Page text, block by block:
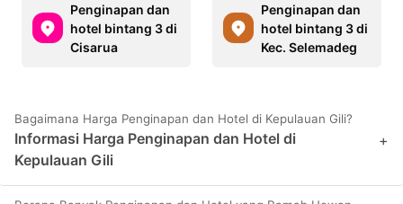
Penginapan dan
hotel bintang 3 di
Cisarua
Penginapan dan
hotel bintang 3 di
Kec. Selemadeg
Bagaimana Harga Penginapan dan Hotel di Kepulauan Gili?
Informasi Harga Penginapan dan Hotel di
Kepulauan Gili
+